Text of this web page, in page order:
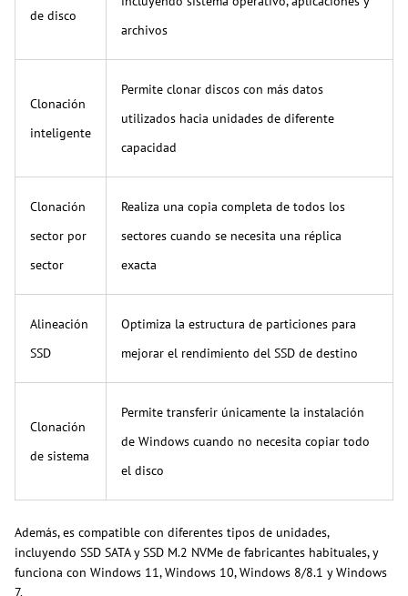
de disco
archivos
Clonación
inteligente
Permite clonar discos con más datos
utilizados hacia unidades de diferente
capacidad
Clonación
sector por
sector
Realiza una copia completa de todos los
sectores cuando se necesita una réplica
exacta
Alineación
SSD
Optimiza la estructura de particiones para
mejorar el rendimiento del SSD de destino
Clonación
de sistema
Permite transferir únicamente la instalación
de Windows cuando no necesita copiar todo
el disco
Además, es compatible con diferentes tipos de unidades,
incluyendo SSD SATA y SSD M.2 NVMe de fabricantes habituales, y
funciona con Windows 11, Windows 10, Windows 8/8.1 y Windows
7.